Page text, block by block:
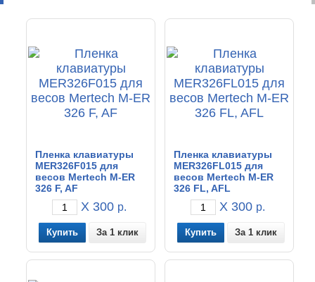
Пленка клавиатуры
MER326F015 для
весов Mertech M-ER
326 F, AF
X 300 р.
За 1 клик
Пленка клавиатуры
MER326FL015 для
весов Mertech M-ER
326 FL, AFL
X 300 р.
За 1 клик